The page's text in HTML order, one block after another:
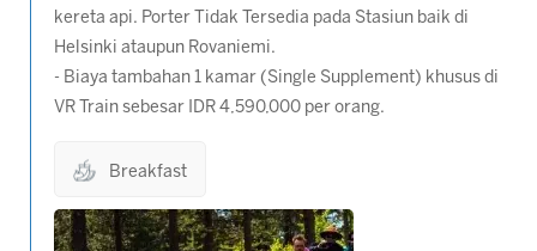
kereta api. Porter Tidak Tersedia pada Stasiun baik di
Helsinki ataupun Rovaniemi.
- Biaya tambahan 1 kamar (Single Supplement) khusus di
VR Train sebesar IDR 4,590,000 per orang.
Breakfast